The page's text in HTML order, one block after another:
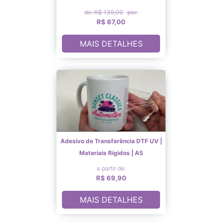
de: R$ 139,00 por:
R$ 67,00
MAIS DETALHES
Adesivo de Transferência DTF UV |
Materiais Rígidos | A5
a partir de:
R$ 69,90
MAIS DETALHES